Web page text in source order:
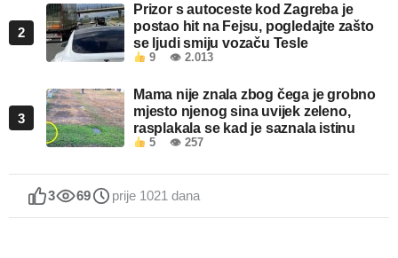
2
Prizor s autoceste kod Zagreba je
postao hit na Fejsu, pogledajte zašto
se ljudi smiju vozaču Tesle
9 👁 2.013
3
Mama nije znala zbog čega je grobno
mjesto njenog sina uvijek zeleno,
rasplakala se kad je saznala istinu
5 👁 257
3 69 prije 1021 dana